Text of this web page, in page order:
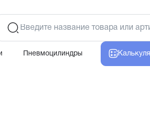
Пневмоцилиндры